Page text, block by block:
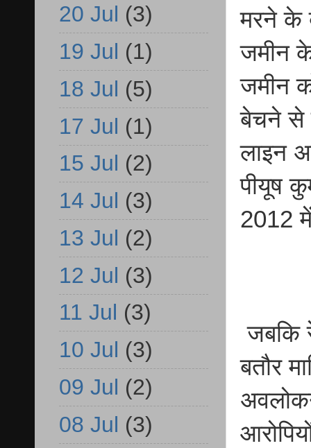
मरने के
जमीन
जमीन
बेचने से
लाइन
पीयूष
2012
जबकि
बतौर
20 Jul (3)
19 Jul (1)
18 Jul (5)
17 Jul (1)
15 Jul (2)
14 Jul (3)
13 Jul (2)
12 Jul (3)
11 Jul (3)
10 Jul (3)
09 Jul (2)
08 Jul (3)